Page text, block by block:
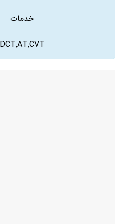
خدمات
DCT,AT,CVT